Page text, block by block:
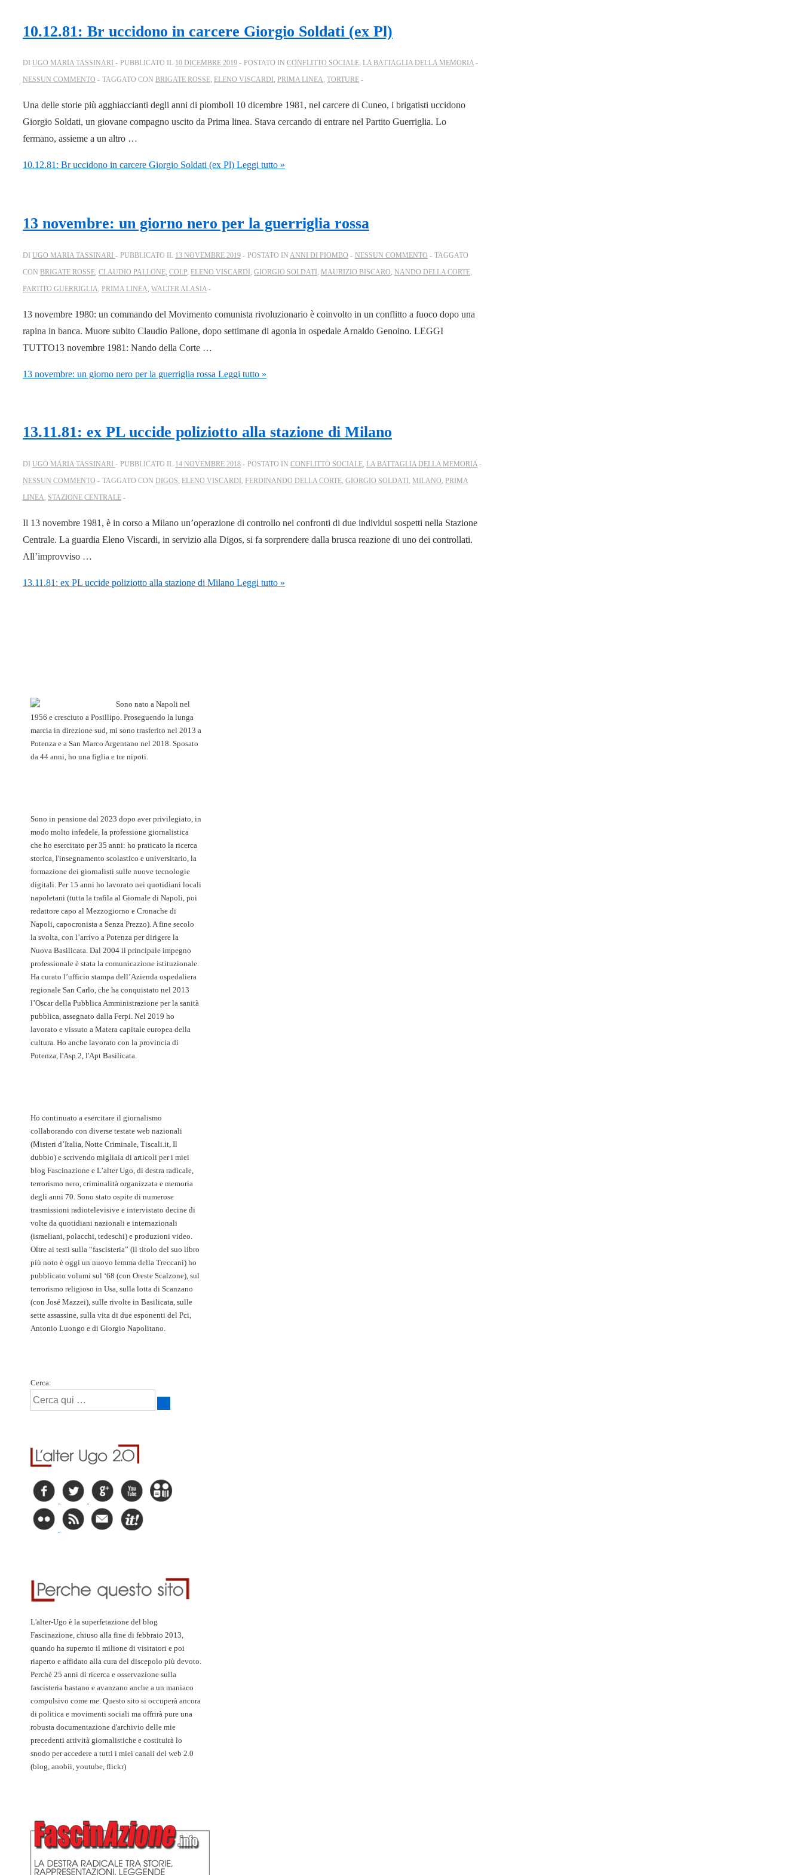
10.12.81: Br uccidono in carcere Giorgio Soldati (ex Pl)
DI UGO MARIA TASSINARI PUBBLICATO IL 10 DICEMBRE 2019 POSTATO IN CONFLITTO SOCIALE, LA BATTAGLIA DELLA MEMORIA
NESSUN COMMENTO
TAGGATO CON BRIGATE ROSSE, ELENO VISCARDI , PRIMA LINEA, TORTURE
Una delle storie più agghiaccianti degli anni di piomboIl 10 dicembre 1981, nel carcere di Cuneo, i brigatisti uccidono
Giorgio Soldati, un giovane compagno uscito da Prima linea. Stava cercando di entrare nel Partito Guerriglia. Lo
fermano, assieme a un altro …
10.12.81: Br uccidono in carcere Giorgio Soldati (ex Pl) Leggi tutto »
13 novembre: un giorno nero per la guerriglia rossa
DI UGO MARIA TASSINARI PUBBLICATO IL 13 NOVEMBRE 2019 POSTATO IN ANNI DI PIOMBO NESSUN COMMENTO
TAGGATO
CON BRIGATE ROSSE CLAUDIO PALLONE COLP ELENO VISCARDI GIORGIO SOLDATI MAURIZIO BISCARO NANDO DELLA CORTE
PARTITO GUERRIGLIA PRIMA LINEA WALTER ALASIA
13 novembre 1980: un commando del Movimento comunista rivoluzionario è coinvolto in un conflitto a fuoco dopo una
rapina in banca. Muore subito Claudio Pallone, dopo settimane di agonia in ospedale Arnaldo Genoino. LEGGI
TUTTO13 novembre 1981: Nando della Corte …
13 novembre: un giorno nero per la guerriglia rossa Leggi tutto »
13.11.81: ex PL uccide poliziotto alla stazione di Milano
DI UGO MARIA TASSINARI PUBBLICATO IL 14 NOVEMBRE 2018 POSTATO IN CONFLITTO SOCIALE LA BATTAGLIA DELLA MEMORIA
NESSUN COMMENTO
TAGGATO CON DIGOS ELENO VISCARDI FERDINANDO DELLA CORTE GIORGIO SOLDATI MILANO PRIMA
LINEA STAZIONE CENTRALE
Il 13 novembre 1981, è in corso a Milano un’operazione di controllo nei confronti di due individui sospetti nella Stazione
Centrale. La guardia Eleno Viscardi, in servizio alla Digos, si fa sorprendere dalla brusca reazione di uno dei controllati.
All’improvviso …
13.11.81: ex PL uccide poliziotto alla stazione di Milano Leggi tutto »
Sono nato a Napoli nel
1956 e cresciuto a Posillipo. Proseguendo la lunga
marcia in direzione sud, mi sono trasferito nel 2013 a
Potenza e a San Marco Argentano nel 2018. Sposato
da 44 anni, ho una figlia e tre nipoti.
Sono in pensione dal 2023 dopo aver privilegiato, in
modo molto infedele, la professione giornalistica
che ho esercitato per 35 anni: ho praticato la ricerca
storica, l'insegnamento scolastico e universitario, la
formazione dei giornalisti sulle nuove tecnologie
digitali. Per 15 anni ho lavorato nei quotidiani locali
napoletani (tutta la trafila al Giornale di Napoli, poi
redattore capo al Mezzogiorno e Cronache di
Napoli, capocronista a Senza Prezzo). A fine secolo
la svolta, con l’arrivo a Potenza per dirigere la
Nuova Basilicata. Dal 2004 il principale impegno
professionale è stata la comunicazione istituzionale.
Ha curato l’ufficio stampa dell’Azienda ospedaliera
regionale San Carlo, che ha conquistato nel 2013
l’Oscar della Pubblica Amministrazione per la sanità
pubblica, assegnato dalla Ferpi. Nel 2019 ho
lavorato e vissuto a Matera capitale europea della
cultura. Ho anche lavorato con la provincia di
Potenza, l'Asp 2, l'Apt Basilicata.
Ho continuato a esercitare il giornalismo
collaborando con diverse testate web nazionali
(Misteri d’Italia, Notte Criminale, Tiscali.it, Il
dubbio) e scrivendo migliaia di articoli per i miei
blog Fascinazione e L’alter Ugo, di destra radicale,
terrorismo nero, criminalità organizzata e memoria
degli anni 70. Sono stato ospite di numerose
trasmissioni radiotelevisive e intervistato decine di
volte da quotidiani nazionali e internazionali
(israeliani, polacchi, tedeschi) e produzioni video.
Oltre ai testi sulla “fascisteria” (il titolo del suo libro
più noto è oggi un nuovo lemma della Treccani) ho
pubblicato volumi sul ‘68 (con Oreste Scalzone), sul
terrorismo religioso in Usa, sulla lotta di Scanzano
(con José Mazzei), sulle rivolte in Basilicata, sulle
sette assassine, sulla vita di due esponenti del Pci,
Antonio Luongo e di Giorgio Napolitano.
Cerca:
L'alter-Ugo è la superfetazione del blog
Fascinazione, chiuso alla fine di febbraio 2013,
quando ha superato il milione di visitatori e poi
riaperto e affidato alla cura del discepolo più devoto.
Perché 25 anni di ricerca e osservazione sulla
fascisteria bastano e avanzano anche a un maniaco
compulsivo come me. Questo sito si occuperà ancora
di politica e movimenti sociali ma offrirà pure una
robusta documentazione d'archivio delle mie
precedenti attività giornalistiche e costituirà lo
snodo per accedere a tutti i miei canali del web 2.0
(blog, anobii, youtube, flickr)